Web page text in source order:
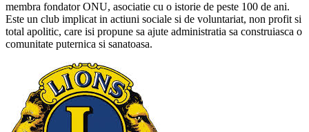
membra fondator ONU, asociatie cu o istorie de peste 100 de ani.
Este un club implicat in actiuni sociale si de voluntariat, non profit si
total apolitic, care isi propune sa ajute administratia sa construiasca o
comunitate puternica si sanatoasa.